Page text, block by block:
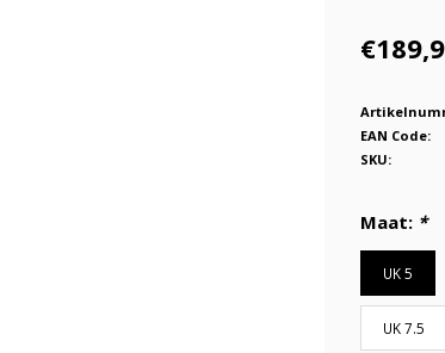
EAN Code:
SKU:
Maat: *
UK 5
UK 7.5